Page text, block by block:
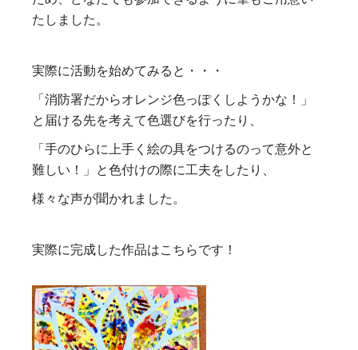
たしました。
実際に活動を始めてみると・・・
「消防署だからオレンジ色っぽくしようかな！」
と届ける先を考えて色選びを行ったり、
「手のひらに上手く絵の具をつけるのって意外と
難しい！」と色付けの際に工夫をしたり、
様々な声が聞かれました。
実際に完成した作品はこちらです！